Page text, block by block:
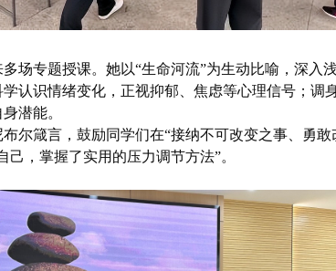
场专题授课。她以“生命河流”为生动比喻，深入
认识情绪变化，正视抑郁、焦虑等心理信号；
潜能。
尔箴言，鼓励同学们在“接纳不可改变之事、勇
，掌握了实用的压力调节方法”。